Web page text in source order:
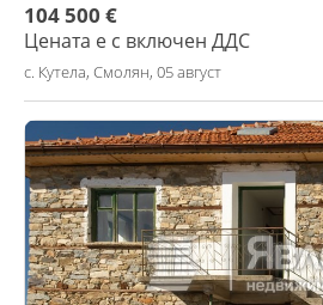
104 500 €
Цената е с включен ДДС
с. Кутела, Смолян, 05 август